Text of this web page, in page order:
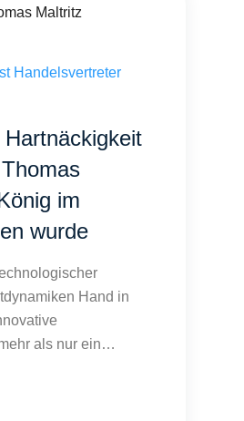
Handelsvertreter
im
wurde
Hand in
als nur ein…